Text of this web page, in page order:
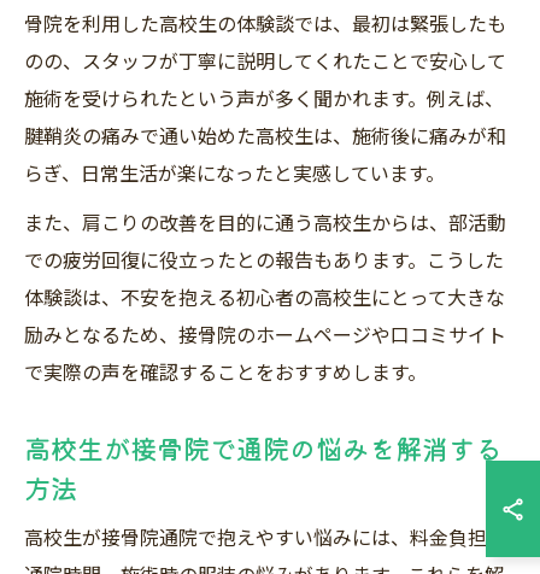
骨院を利用した高校生の体験談では、最初は緊張したも
のの、スタッフが丁寧に説明してくれたことで安心して
施術を受けられたという声が多く聞かれます。例えば、
腱鞘炎の痛みで通い始めた高校生は、施術後に痛みが和
らぎ、日常生活が楽になったと実感しています。
また、肩こりの改善を目的に通う高校生からは、部活動
での疲労回復に役立ったとの報告もあります。こうした
体験談は、不安を抱える初心者の高校生にとって大きな
励みとなるため、接骨院のホームページや口コミサイト
で実際の声を確認することをおすすめします。
高校生が接骨院で通院の悩みを解消する
方法
高校生が接骨院通院で抱えやすい悩みには、料金負担や